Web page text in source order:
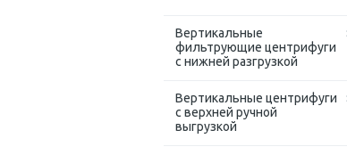
Вертикальные
фильтрующие центрифуги
с нижней разгрузкой
Вертикальные центрифуги
с верхней ручной
выгрузкой